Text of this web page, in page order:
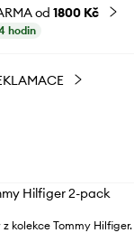
od 1800 Kč
hodin
Hilfiger 2-pack
kolekce Tommy